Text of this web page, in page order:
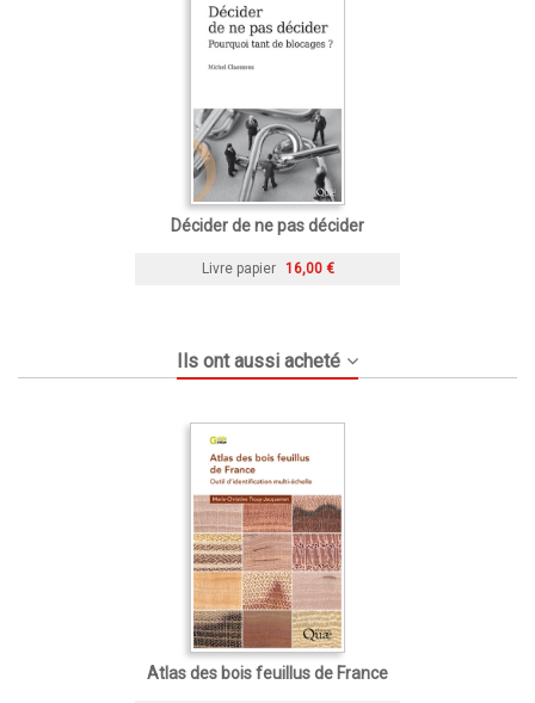
Décider de ne pas décider
Livre papier 16,00 €
Ils ont aussi acheté
Atlas des bois feuillus de France